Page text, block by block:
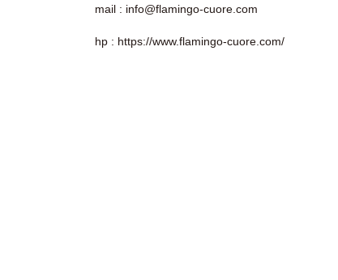
mail : info@flamingo-cuore.com
hp : https://www.flamingo-cuore.com/